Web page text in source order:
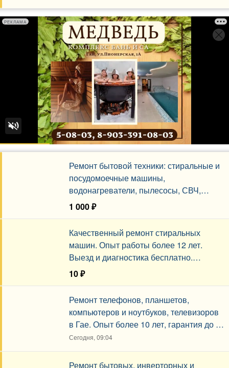
РЕКЛАМА
Ремонт бытовой техники: стиральные и
посудомоечные машины,
водонагреватели, пылесосы, СВЧ,
электроплиты. Гарантия.
1 000 ₽
Сегодня, 10:56
Качественный ремонт стиральных
машин. Опыт работы более 12 лет.
Выезд и диагностика бесплатно.
Гарантия от 12 месяцев.
10 ₽
Сегодня, 09:54
Ремонт телефонов, планшетов,
компьютеров и ноутбуков, телевизоров
в Гае. Опыт более 10 лет, гарантия до 1
года.
Сегодня, 09:04
Ремонт бытовых, инверторных и